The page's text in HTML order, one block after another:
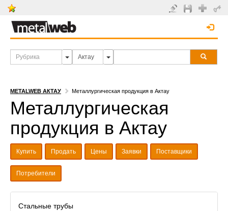
METALWEB АКТАУ Металлургическая продукция в Актау
Металлургическая
продукция в Актау
Купить Продать Цены Заявки Поставщики
Потребители
Стальные трубы